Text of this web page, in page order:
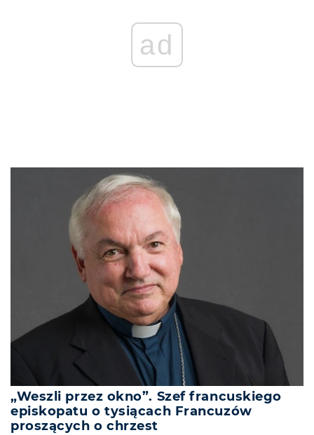
ad
„Weszli przez okno”. Szef francuskiego
episkopatu o tysiącach Francuzów
proszących o chrzest